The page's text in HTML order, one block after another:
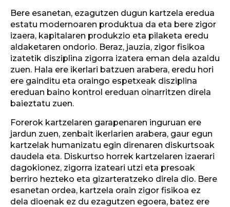
Bere esanetan, ezagutzen dugun kartzela eredua
estatu modernoaren produktua da eta bere zigor
izaera, kapitalaren produkzio eta pilaketa eredu
aldaketaren ondorio. Beraz, jauzia, zigor fisikoa
izatetik disziplina zigorra izatera eman dela azaldu
zuen. Hala ere ikerlari batzuen arabera, eredu hori
ere gainditu eta oraingo espetxeak disziplina
ereduan baino kontrol ereduan oinarritzen direla
baieztatu zuen.
Forerok kartzelaren garapenaren inguruan ere
jardun zuen, zenbait ikerlarien arabera, gaur egun
kartzelak humanizatu egin direnaren diskurtsoak
daudela eta. Diskurtso horrek kartzelaren izaerari
dagokionez, zigorra izateari utzi eta presoak
berriro hezteko eta gizarteratzeko direla dio. Bere
esanetan ordea, kartzela orain zigor fisikoa ez
dela dioenak ez du ezagutzen egoera, batez ere